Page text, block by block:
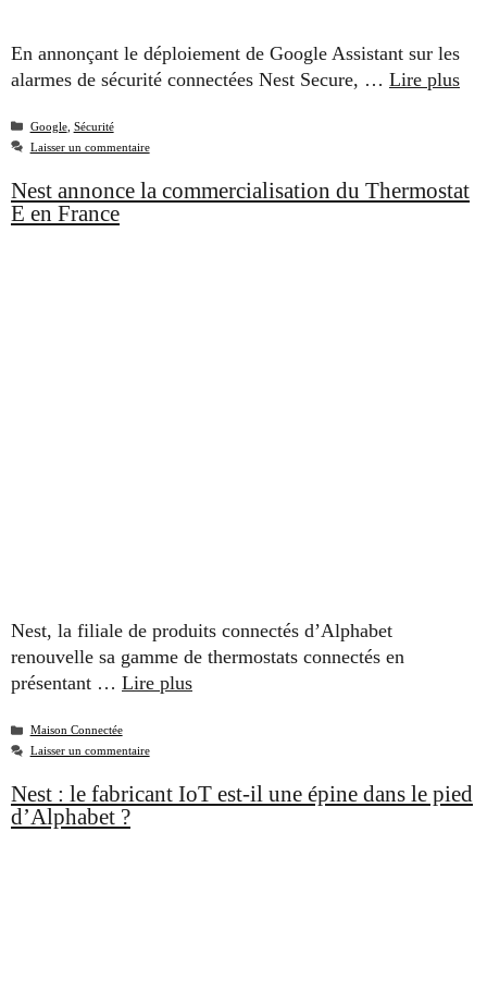
En annonçant le déploiement de Google Assistant sur les
alarmes de sécurité connectées Nest Secure, … Lire plus
Catégories
Google, Sécurité
Laisser un commentaire
Nest annonce la commercialisation du Thermostat
E en France
Nest, la filiale de produits connectés d’Alphabet
renouvelle sa gamme de thermostats connectés en
présentant … Lire plus
Catégories
Maison Connectée
Laisser un commentaire
Nest : le fabricant IoT est-il une épine dans le pied
d’Alphabet ?